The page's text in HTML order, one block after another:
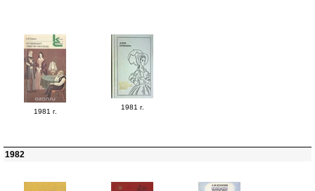
1981 г.
1981 г.
1982